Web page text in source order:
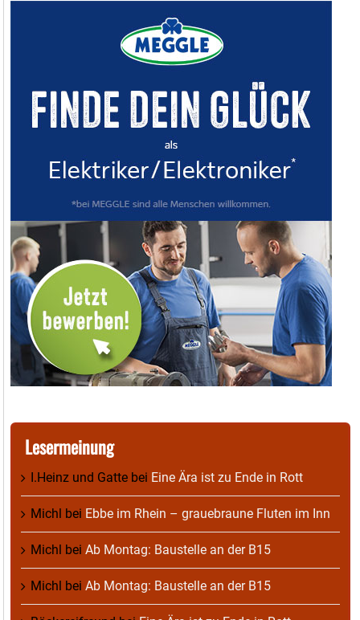
Lesermeinung
I.Heinz und Gatte bei Eine Ära ist zu Ende in Rott
Michl bei Ebbe im Rhein – grauebraune Fluten im Inn
Michl bei Ab Montag: Baustelle an der B15
Michl bei Ab Montag: Baustelle an der B15